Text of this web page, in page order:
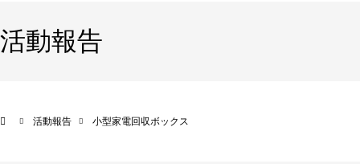
活動報告
活動報告 小型家電回収ボックス